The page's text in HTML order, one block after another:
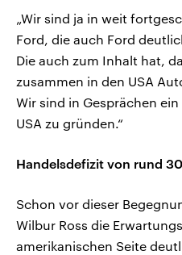
„Wir sind ja in weit
Ford, die auch Ford
Die auch zum Inhalt hat,
zusammen in den USA
Wir sind in Gesprächen
USA zu gründen.“
Handelsdefizit von rund
Schon vor dieser
Wilbur Ross die
amerikanischen Seite